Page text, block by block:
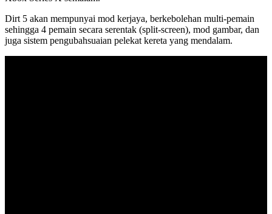
Dirt 5 akan mempunyai mod kerjaya, berkebolehan multi-pemain
sehingga 4 pemain secara serentak (split-screen), mod gambar, dan
juga sistem pengubahsuaian pelekat kereta yang mendalam.